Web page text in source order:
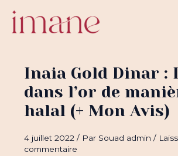
contenu
Inaia Gold Dinar :
dans l’or de
halal (+ Mon Avis)
4 juillet 2022/ Par Souad admin/
commentaire